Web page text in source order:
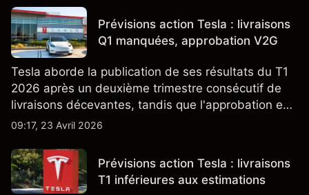
passées ne préjugent pas des résultats futurs.
Prévisions action Tesla : livraisons
Q1 manquées, approbation V2G
Tesla aborde la publication de ses résultats du T1
2026 après un deuxième trimestre consécutif de
livraisons décevantes, tandis que l'approbation en
Californie d'un programme V2G pour le Cybertruck
énergétique.
09:17, 23 Avril 2026
Prévisions action Tesla : livraisons
T1 inférieures aux estimations